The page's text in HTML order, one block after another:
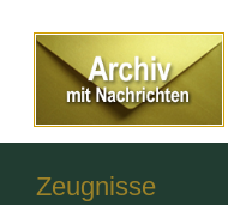
Zeugnisse